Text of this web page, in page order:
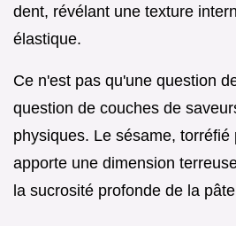
dent, révélant une texture
élastique.
Ce n'est pas qu'une question
question de couches de
physiques. Le sésame, torréfié
apporte une dimension
la sucrosité profonde de la